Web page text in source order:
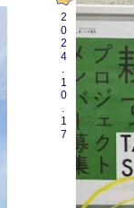
2024.10.17